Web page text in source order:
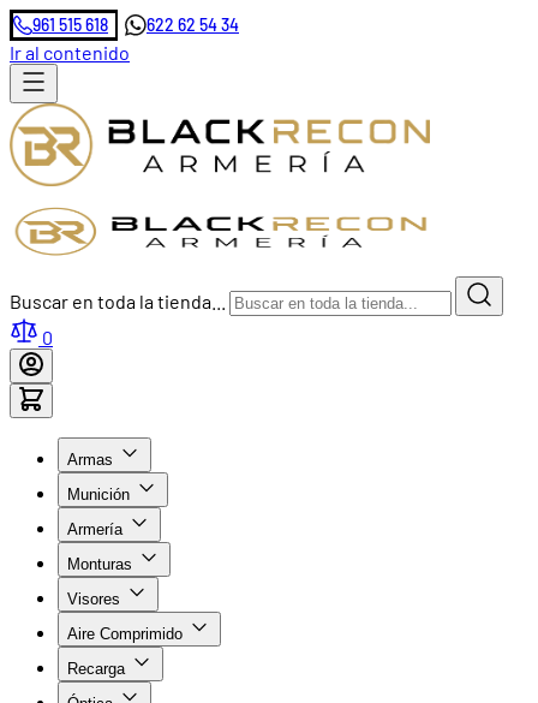
961 515 618 622 62 54 34
Ir al contenido
Buscar en toda la tienda...
0
Armas
Munición
Armería
Monturas
Visores
Aire Comprimido
Recarga